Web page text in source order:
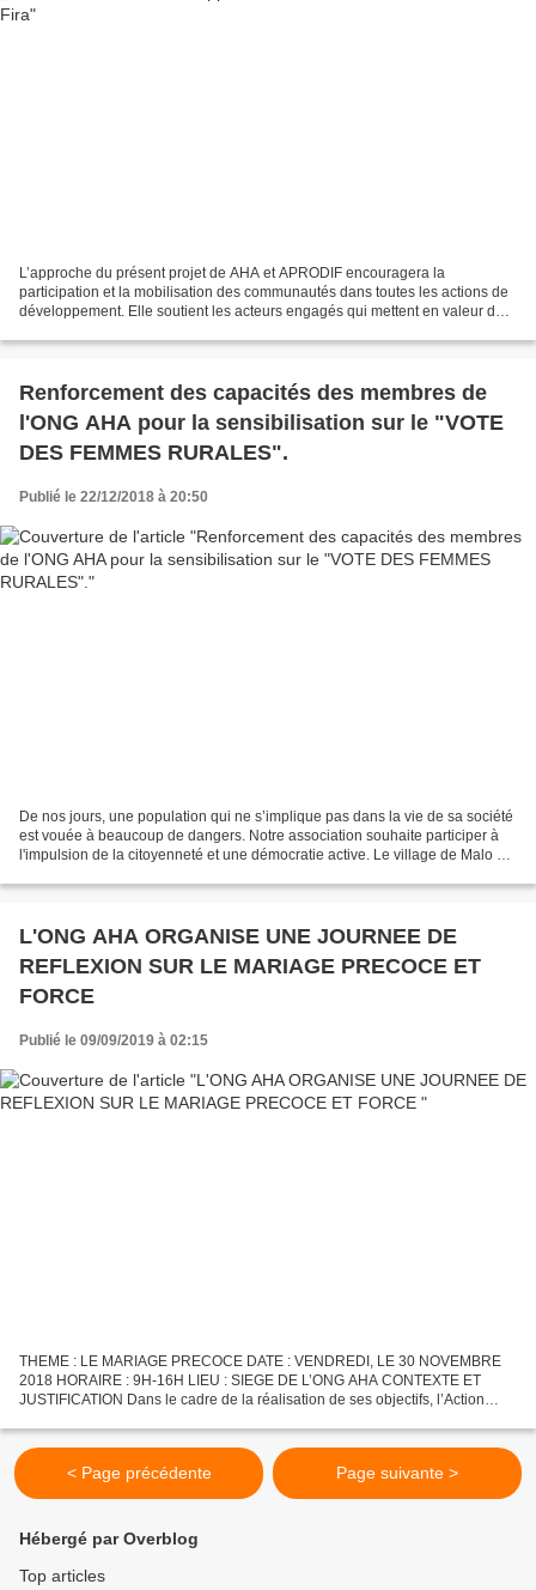
L’approche du présent projet de AHA et APRODIF encouragera la
participation et la mobilisation des communautés dans toutes les actions de
développement. Elle soutient les acteurs engagés qui mettent en valeur de
Renforcement des capacités des membres de
l'ONG AHA pour la sensibilisation sur le "VOTE
DES FEMMES RURALES".
Publié le 22/12/2018 à 20:50
De nos jours, une population qui ne s’implique pas dans la vie de sa société
est vouée à beaucoup de dangers. Notre association souhaite participer à
l'impulsion de la citoyenneté et une démocratie active. Le village de Malo est
L'ONG AHA ORGANISE UNE JOURNEE DE
REFLEXION SUR LE MARIAGE PRECOCE ET
FORCE
Publié le 09/09/2019 à 02:15
THEME : LE MARIAGE PRECOCE DATE : VENDREDI, LE 30 NOVEMBRE
2018 HORAIRE : 9H-16H LIEU : SIEGE DE L’ONG AHA CONTEXTE ET
JUSTIFICATION Dans le cadre de la réalisation de ses objectifs, l’Action
< Page précédente Page suivante >
Hébergé par Overblog
Top articles